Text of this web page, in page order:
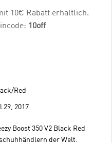
10€ Rabatt erhältlich.
10off
Red
29, 2017
Boost 350 V2 Black Red
der Welt.